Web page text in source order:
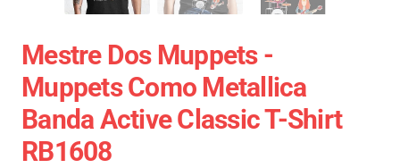
Mestre Dos Muppets -
Muppets Como Metallica
Banda Active Classic T-Shirt
RB1608